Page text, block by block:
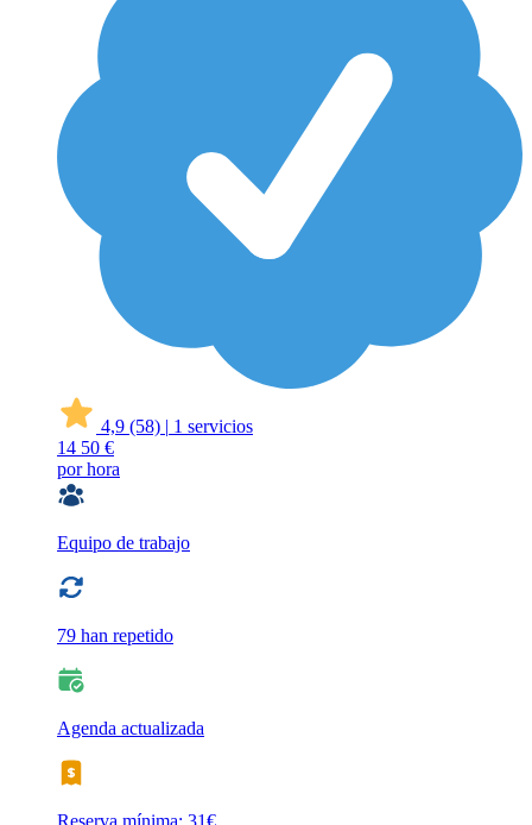
4,9 (58) | 1 servicios
14 50 €
por hora
Equipo de trabajo
79 han repetido
Agenda actualizada
Reserva mínima: 31€